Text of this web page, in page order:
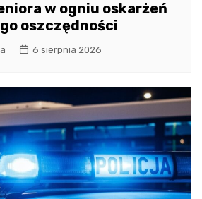
w ogniu oskarżeń
oszczędności
6 sierpnia 2026